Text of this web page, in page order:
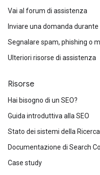
Vai al forum di assistenza
Inviare una domanda
Segnalare spam, phishing o
Ulteriori risorse di assistenza
Risorse
Hai bisogno di un SEO?
Guida introduttiva alla SEO
Stato dei sistemi della Ricerca
Documentazione di Search
Case study